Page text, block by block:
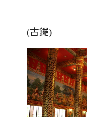
(古鑼)